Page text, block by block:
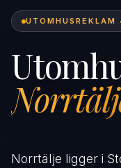
UTOMHUSREKLAM
Norrtälje ligger i